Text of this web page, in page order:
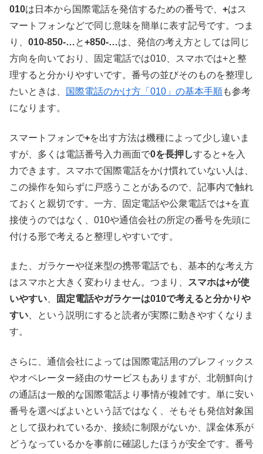
010は日本から国際電話を発信するための番号で、 +はス
マートフォンなどで同じ意味を簡単に表す記号です。つま
り、 010-850-…と+850-…は、発信の考え方としては同じ
方向を向いており、固定電話では010、スマホでは+と整
理すると分かりやすいです。番号の並びそのものを整理し
たいときは、
国際電話のかけ方「010」の基本手順も参考
になります。
スマートフォンで+を出す方法は機種によって少し違いま
すが、多くは電話番号入力画面で0を長押しすると+を入
力できます。スマホで国際電話をかけ慣れていない人は、
この操作を知らずに戸惑うことがあるので、記事内で触れ
ておくと親切です。一方、固定電話や公衆電話では+を直
接使うのではなく、010や通信会社の所定の番号を先頭に
付ける形で考えると整理しやすいです。
また、ガラケーや従来型の携帯電話でも、基本的な考え方
はスマホと大きく変わりません。つまり、
スマホは+が使
いやすい
固定電話やガラケーは010で考えると分かりや
すい 、という説明にすると読者が実際に動きやすくなりま
す。
さらに、通信会社によっては国際電話用のプレフィックス
やオペレーター経由のサービスもありますが、北朝鮮向け
の通話は一般的な国際電話より事情が複雑です。単に安い
番号を選べばよいという話ではなく、そもそも発信対象国
として扱われているか、接続に制限がないか、課金体系が
どうなっているかを事前に確認したほうが安全です。番号